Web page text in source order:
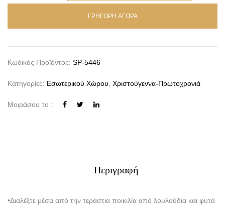
ΓΡΗΓΟΡΗ ΑΓΟΡΑ
Κωδικός Προϊόντος: SP-5446
Κατηγορίες: Εσωτερικού Χώρου, Χριστούγεννα-Πρωτοχρονιά
Μοιράσου το :
Περιγραφή
•Διαλέξτε μέσα από την τεράστια ποικιλία από λουλούδια και φυτά